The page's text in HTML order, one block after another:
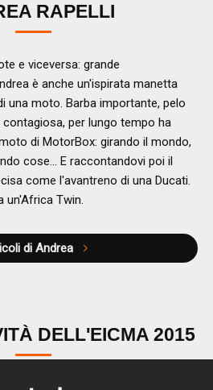
RAPELLI
e viceversa: grande
è anche un'ispirata manetta
una moto. Barba importante, pelo
per lungo tempo ha
di MotorBox: girando il mondo,
cose... E raccontandovi poi il
come l'avantreno di una Ducati.
un'Africa Twin.
di Andrea
DELL'EICMA 2015